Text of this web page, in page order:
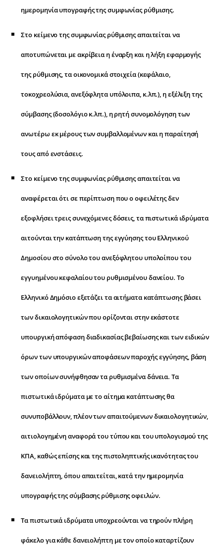
ημερομηνία υπογραφής της συμφωνίας ρύθμισης.
Στο κείμενο της συμφωνίας ρύθμισης απαιτείται να
αποτυπώνεται με ακρίβεια η έναρξη και η λήξη εφαρμογής
της ρύθμισης, τα οικονομικά στοιχεία (κεφάλαιο,
τοκοχρεολύσια, ανεξόφλητα υπόλοιπα, κ.λπ.), η εξέλιξη της
σύμβασης (δοσολόγιο κ.λπ.), η ρητή συνομολόγηση των
ανωτέρω εκ μέρους των συμβαλλομένων και η παραίτησή
τους από ενστάσεις.
Στο κείμενο της συμφωνίας ρύθμισης απαιτείται να
αναφέρεται ότι σε περίπτωση που ο οφειλέτης δεν
εξοφλήσει τρεις συνεχόμενες δόσεις, τα πιστωτικά ιδρύματα
αιτούνται την κατάπτωση της εγγύησης του Ελληνικού
Δημοσίου στο σύνολο του ανεξόφλητου υπολοίπου του
εγγυημένου κεφαλαίου του ρυθμισμένου δανείου. Το
Ελληνικό Δημόσιο εξετάζει τα αιτήματα κατάπτωσης βάσει
των δικαιολογητικών που ορίζονται στην εκάστοτε
υπουργική απόφαση διαδικασίας βεβαίωσης και των ειδικών
όρων των υπουργικών αποφάσεων παροχής εγγύησης, βάση
των οποίων συνήφθησαν τα ρυθμισμένα δάνεια. Τα
πιστωτικά ιδρύματα με το αίτημα κατάπτωσης θα
συνυποβάλλουν, πλέον των απαιτούμενων δικαιολογητικών,
αιτιολογημένη αναφορά του τύπου και του υπολογισμού της
ΚΠΑ, καθώς επίσης και της πιστοληπτικής ικανότητας του
δανειολήπτη, όπου απαιτείται, κατά την ημερομηνία
υπογραφής της σύμβασης ρύθμισης οφειλών.
Τα πιστωτικά ιδρύματα υποχρεούνται να τηρούν πλήρη
φάκελο για κάθε δανειολήπτη με τον οποίο καταρτίζουν